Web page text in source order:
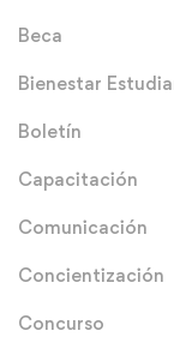
Beca
Bienestar
Boletín
Capacitación
Comunicación
Concientización
Concurso